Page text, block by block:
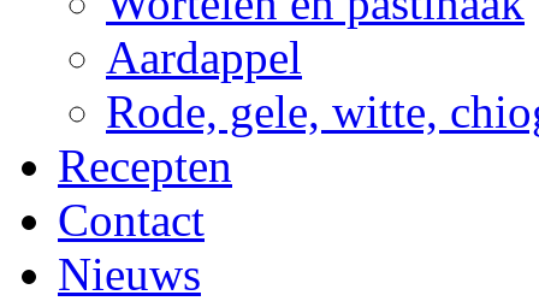
Aardappel
Rode, gele, witte,
Recepten
Contact
Nieuws